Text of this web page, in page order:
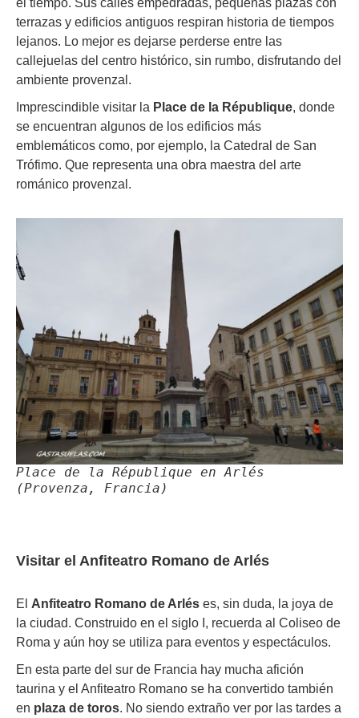
el tiempo. Sus calles empedradas, pequeñas plazas con
terrazas y edificios antiguos respiran historia de tiempos
lejanos. Lo mejor es dejarse perderse entre las
callejuelas del centro histórico, sin rumbo, disfrutando del
ambiente provenzal.
Imprescindible visitar la Place de la République, donde
se encuentran algunos de los edificios más
emblemáticos como, por ejemplo, la Catedral de San
Trófimo. Que representa una obra maestra del arte
románico provenzal.
Place de la République en Arlés
(Provenza, Francia)
Visitar el Anfiteatro Romano de Arlés
El Anfiteatro Romano de Arlés es, sin duda, la joya de
la ciudad. Construido en el siglo I, recuerda al Coliseo de
Roma y aún hoy se utiliza para eventos y espectáculos.
En esta parte del sur de Francia hay mucha afición
taurina y el Anfiteatro Romano se ha convertido también
en plaza de toros. No siendo extraño ver por las tardes a